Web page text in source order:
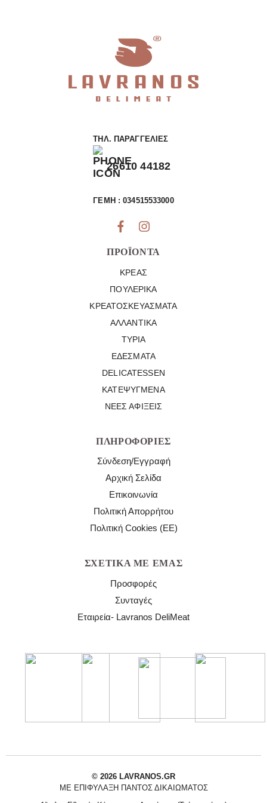
ΤΗΛ. ΠΑΡΑΓΓΕΛΊΕΣ
26610 44182
ΓΕΜΗ : 034515533000
ΠΡΟΪΌΝΤΑ
ΚΡΈΑΣ
ΠΟΥΛΕΡΙΚΆ
ΚΡΕΑΤΟΣΚΕΥΆΣΜΑΤΑ
ΑΛΛΑΝΤΙΚΆ
ΤΥΡΙΆ
ΕΔΈΣΜΑΤΑ
DELICATESSEN
ΚΑΤΕΨΥΓΜΈΝΑ
ΝΈΕΣ ΑΦΊΞΕΙΣ
ΠΛΗΡΟΦΟΡΊΕΣ
Σύνδεση/Εγγραφή
Αρχική Σελίδα
Επικοινωνία
Πολιτική Απορρήτου
Πολιτική Cookies (ΕΕ)
ΣΧΕΤΙΚΆ ΜΕ ΕΜΆΣ
Προσφορές
Συνταγές
Εταιρεία- Lavranos DeliMeat
© 2026 LAVRANOS.GR
ΜΕ ΕΠΙΦΎΛΑΞΗ ΠΑΝΤΌΣ ΔΙΚΑΙΏΜΑΤΟΣ